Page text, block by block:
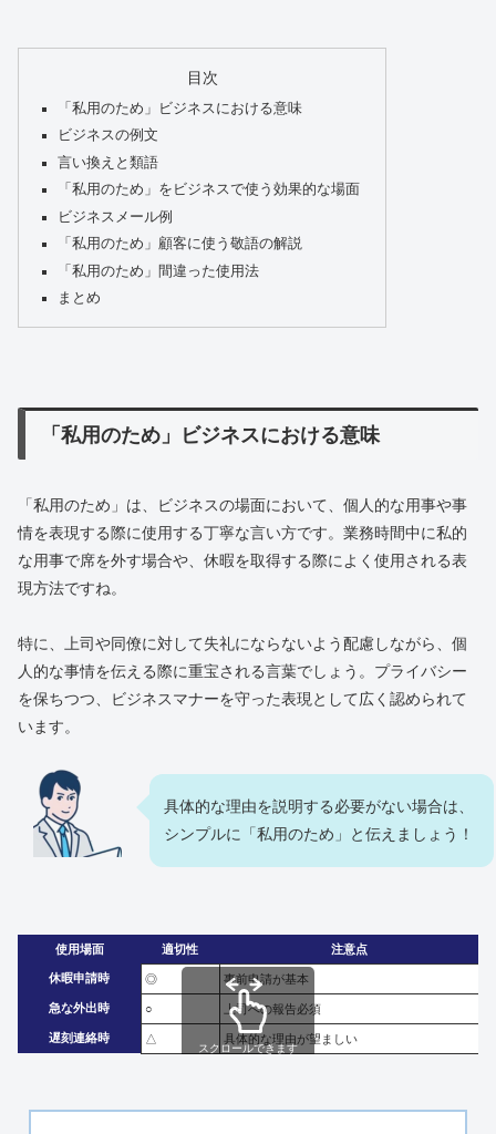
目次
「私用のため」ビジネスにおける意味
ビジネスの例文
言い換えと類語
「私用のため」をビジネスで使う効果的な場面
ビジネスメール例
「私用のため」顧客に使う敬語の解説
「私用のため」間違った使用法
まとめ
「私用のため」ビジネスにおける意味
「私用のため」は、ビジネスの場面において、個人的な用事や事
情を表現する際に使用する丁寧な言い方です。業務時間中に私的
な用事で席を外す場合や、休暇を取得する際によく使用される表
現方法ですね。
特に、上司や同僚に対して失礼にならないよう配慮しながら、個
人的な事情を伝える際に重宝される言葉でしょう。プライバシー
を保ちつつ、ビジネスマナーを守った表現として広く認められて
います。
具体的な理由を説明する必要がない場合は、
シンプルに「私用のため」と伝えましょう！
使用場面 適切性 注意点
休暇申請時 ◎ 事前申請が基本
急な外出時 ○ 上司への報告必須
遅刻連絡時 △ 具体的な理由が望ましい
スクロールできます